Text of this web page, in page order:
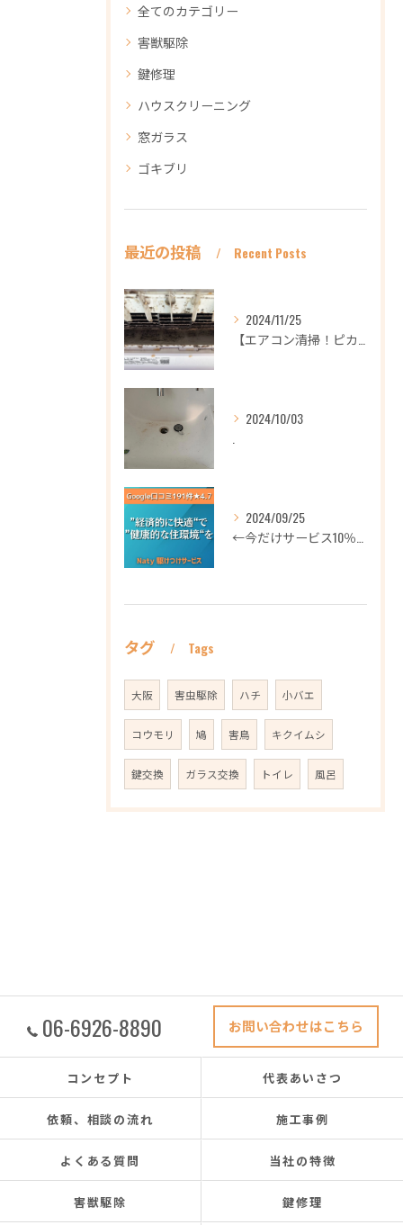
全てのカテゴリー
害獣駆除
鍵修理
ハウスクリーニング
窓ガラス
ゴキブリ
最近の投稿 Recent Posts
2024/11/25
2024/10/03
2024/09/25
タグ Tags
大阪 害虫駆除 ハチ 小バエ
コウモリ 鳩 害鳥 キクイムシ
鍵交換 ガラス交換 トイレ 風呂
06-6926-8890 お問い合わせはこちら
コンセプト 代表あいさつ
依頼、相談の流れ 施工事例
よくある質問 当社の特徴
害獣駆除 鍵修理